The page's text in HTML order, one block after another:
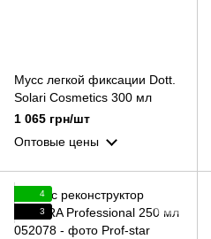
Мусс легкой фиксации Dott.
Solari Cosmetics 300 мл
1 065 грн/шт
Оптовые цены
4
3